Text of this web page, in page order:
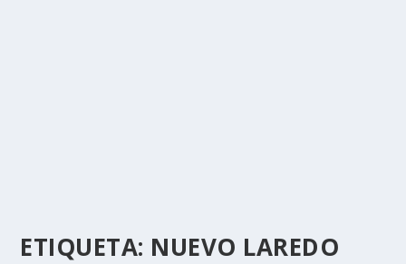
ETIQUETA: NUEVO LAREDO